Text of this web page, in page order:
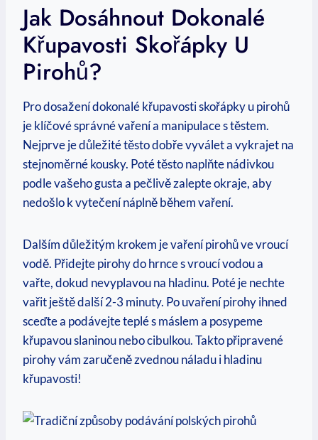
Jak Dosáhnout Dokonalé
Křupavosti Skořápky U
Pirohů?
Pro dosažení dokonalé křupavosti skořápky u pirohů
je klíčové správné vaření a manipulace s těstem.
Nejprve je důležité těsto dobře vyválet a vykrajet na
stejnoměrné kousky. Poté těsto naplňte nádivkou
podle vašeho gusta a pečlivě zalepte okraje, aby
nedošlo k vytečení náplně během vaření.
Dalším důležitým krokem je vaření pirohů ve vroucí
vodě. Přidejte pirohy do hrnce s vroucí vodou a
vařte, dokud nevyplavou na hladinu. Poté je nechte
vařit ještě další 2-3 minuty. Po uvaření pirohy ihned
sceďte a podávejte teplé s máslem a posypeme
křupavou slaninou nebo cibulkou. Takto připravené
pirohy vám zaručeně zvednou náladu i hladinu
křupavosti!